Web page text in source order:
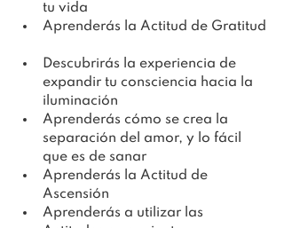
tu vida
Aprenderás la Actitud de Gratitud
Descubrirás la experiencia de
expandir tu consciencia hacia la
iluminación
Aprenderás cómo se crea la
separación del amor, y lo fácil
que es de sanar
Aprenderás la Actitud de
Ascensión
Aprenderás a utilizar las